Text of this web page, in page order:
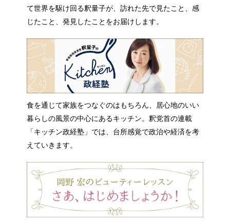
て世界を駆け回る釈量子が、訪れた先で見たこと、感
じたこと、発見したことをお届けします。
食を通じて家族をつなぐのはもちろん、居心地のいい
暮らしの風景の中心にあるキッチン。釈党首の連載
「キッチン政経塾」では、台所感覚で政治や経済を考
えていきます。